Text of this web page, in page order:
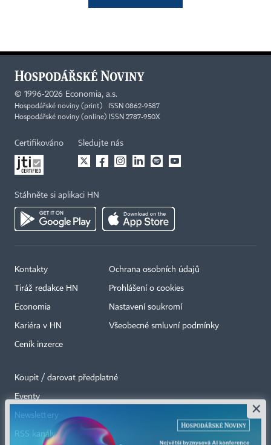
© 1996-2026 Economia, a.s.
Hospodářské noviny (print) ISSN 0862-9587
Hospodářské noviny (online) ISSN 2787-950X
Certifikováno Sledujte nás
Stáhněte si aplikaci HN
Kontakty
Tiráž redakce HN
Economia
Kariéra v HN
Ceník inzerce
Ochrana osobních údajů
Prohlášení o cookies
Nastavení soukromí
Všeobecné smluvní podmínky
Koupit / darovat předplatné
Eventy
Newslettery
RSS kanály
×